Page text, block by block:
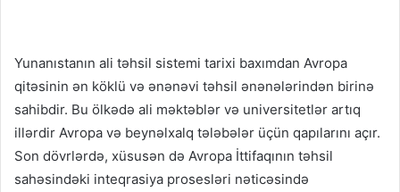
Yunanıstanın ali təhsil sistemi tarixi baxımdan Avropa
qitəsinin ən köklü və ənənəvi təhsil ənənələrindən birinə
sahibdir. Bu ölkədə ali məktəblər və universitetlər artıq
illərdir Avropa və beynəlxalq tələbələr üçün qapılarını açır.
Son dövrlərdə, xüsusən də Avropa İttifaqının təhsil
sahəsindəki inteqrasiya prosesləri nəticəsində